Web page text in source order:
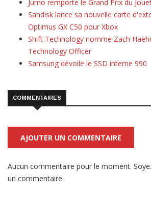
Jumo remporte le Grand Prix du
Sandisk lance sa nouvelle carte
Optimus GX C50 pour Xbox
Shift Technology nomme Zach
Technology Officer
Samsung dévoile le SSD interne 990
COMMENTAIRES
AJOUTER UN COMMENTAIRE
Aucun commentaire pour le moment.
un commentaire.